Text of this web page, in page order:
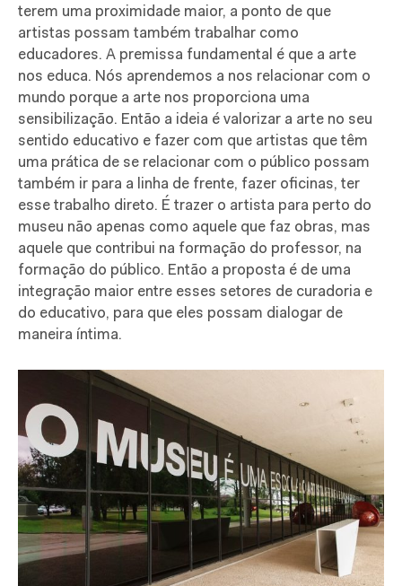
terem uma proximidade maior, a ponto de que
artistas possam também trabalhar como
educadores. A premissa fundamental é que a arte
nos educa. Nós aprendemos a nos relacionar com o
mundo porque a arte nos proporciona uma
sensibilização. Então a ideia é valorizar a arte no seu
sentido educativo e fazer com que artistas que têm
uma prática de se relacionar com o público possam
também ir para a linha de frente, fazer oficinas, ter
esse trabalho direto. É trazer o artista para perto do
museu não apenas como aquele que faz obras, mas
aquele que contribui na formação do professor, na
formação do público. Então a proposta é de uma
integração maior entre esses setores de curadoria e
do educativo, para que eles possam dialogar de
maneira íntima.